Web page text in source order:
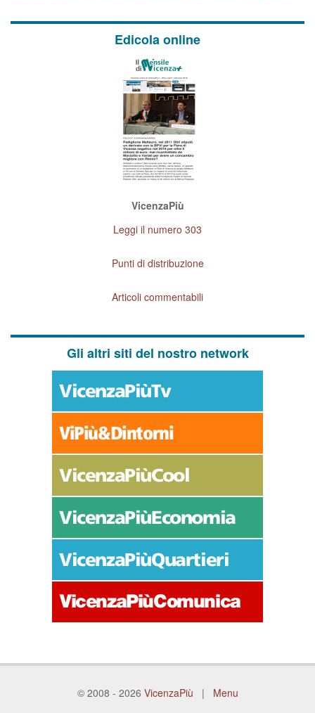
Edicola online
VicenzaPiù
Leggi il numero 303
Punti di distribuzione
Articoli commentabili
Gli altri siti del nostro network
© 2008 - 2026 VicenzaPiù | Menu